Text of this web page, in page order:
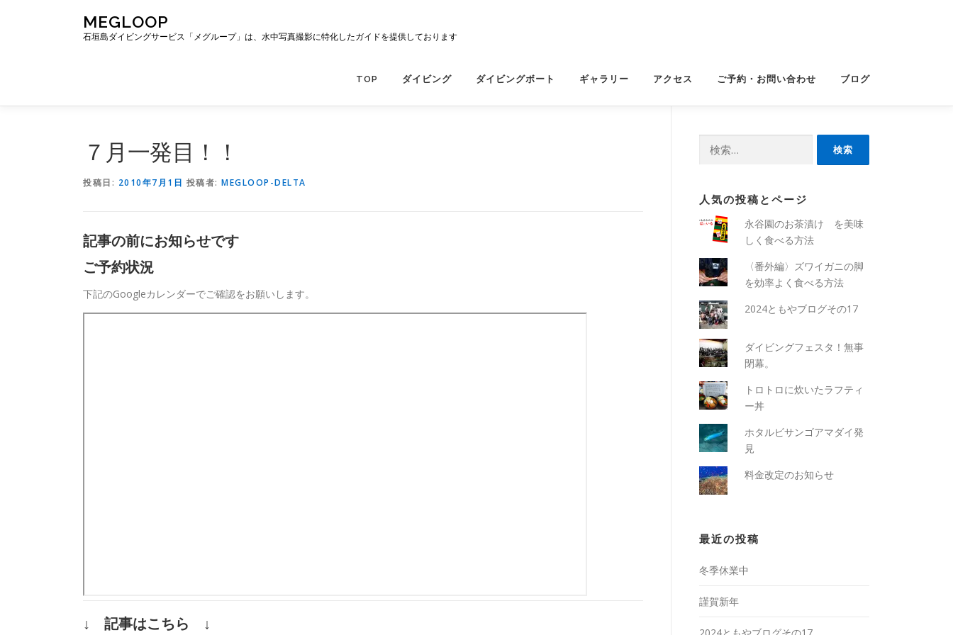
ス
MEGLOOP
石垣島ダイビングサービス「メグループ」は、水中写真撮影に特化したガイドを提供しております
TOP ダイビング ダイビングボート ギャラリー アクセス ご予約・お問い合わせ ブログ
７月一発目！！
投稿日: 2010年7月1日 投稿者: MEGLOOP-DELTA
記事の前にお知らせです
ご予約状況
下記のGoogleカレンダーでご確認をお願いします。
↓ 記事はこちら ↓
人気の投稿とページ
永谷園のお茶漬け を美味
しく食べる方法
〈番外編〉ズワイガニの脚
を効率よく食べる方法
2024ともやブログその17
ダイビングフェスタ！無事
閉幕。
トロトロに炊いたラフティ
ー丼
ホタルビサンゴアマダイ発
見
料金改定のお知らせ
最近の投稿
冬季休業中
謹賀新年